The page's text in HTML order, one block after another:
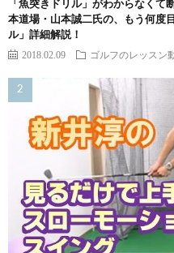
「魚突きドリル」がわからなくて
本道場・山本誠二氏の、もう何度
ル」詳細解説！
2018.02.09 ゴルフのレッスン